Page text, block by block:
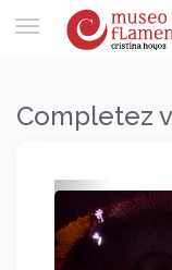
Toggle
navigation
Completez